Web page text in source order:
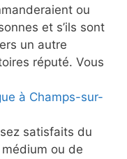
ou
et s’ils sont
un autre
réputé. Vous
à Champs-sur-
satisfaits du
ou de